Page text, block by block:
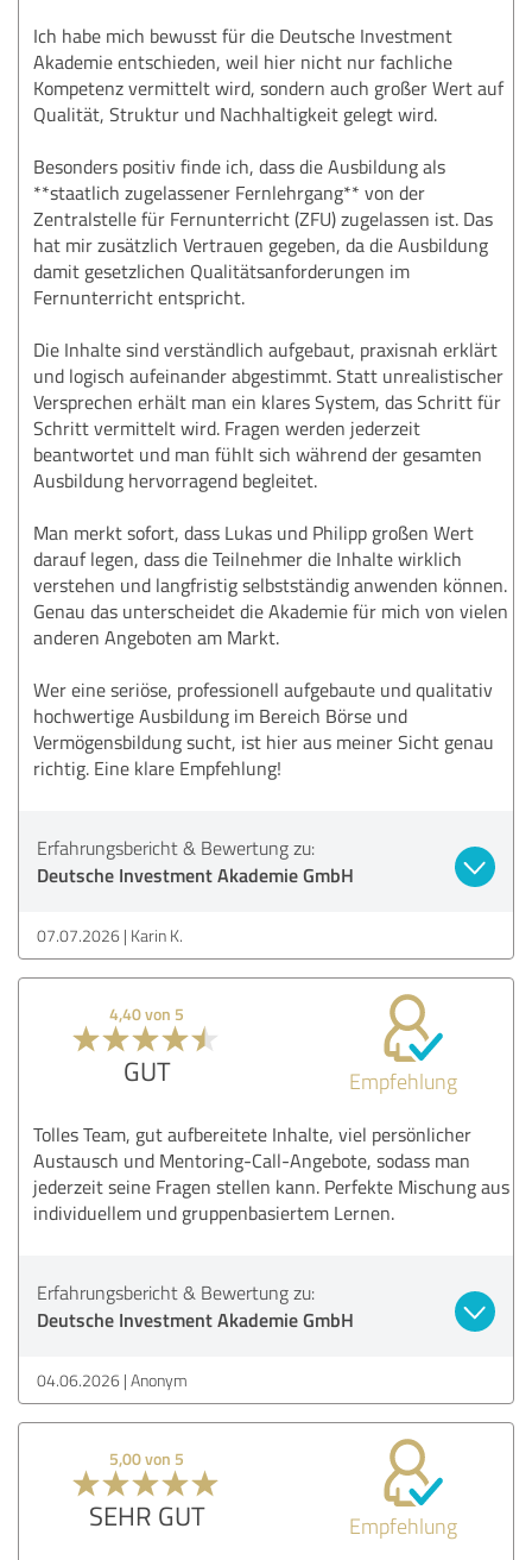
Ich habe mich bewusst für die Deutsche Investment
Akademie entschieden, weil hier nicht nur fachliche
Kompetenz vermittelt wird, sondern auch großer Wert auf
Qualität, Struktur und Nachhaltigkeit gelegt wird.
Besonders positiv finde ich, dass die Ausbildung als
**staatlich zugelassener Fernlehrgang** von der
Zentralstelle für Fernunterricht (ZFU) zugelassen ist. Das
hat mir zusätzlich Vertrauen gegeben, da die Ausbildung
damit gesetzlichen Qualitätsanforderungen im
Fernunterricht entspricht.
Die Inhalte sind verständlich aufgebaut, praxisnah erklärt
und logisch aufeinander abgestimmt. Statt unrealistischer
Versprechen erhält man ein klares System, das Schritt für
Schritt vermittelt wird. Fragen werden jederzeit
beantwortet und man fühlt sich während der gesamten
Ausbildung hervorragend begleitet.
Man merkt sofort, dass Lukas und Philipp großen Wert
darauf legen, dass die Teilnehmer die Inhalte wirklich
verstehen und langfristig selbstständig anwenden können.
Genau das unterscheidet die Akademie für mich von vielen
anderen Angeboten am Markt.
Wer eine seriöse, professionell aufgebaute und qualitativ
hochwertige Ausbildung im Bereich Börse und
Vermögensbildung sucht, ist hier aus meiner Sicht genau
richtig. Eine klare Empfehlung!
Erfahrungsbericht & Bewertung zu:
Deutsche Investment Akademie GmbH
07.07.2026 Karin K.
4,40 von 5
GUT Empfehlung
Tolles Team, gut aufbereitete Inhalte, viel persönlicher
Austausch und Mentoring-Call-Angebote, sodass man
jederzeit seine Fragen stellen kann. Perfekte Mischung aus
individuellem und gruppenbasiertem Lernen.
Erfahrungsbericht & Bewertung zu:
Deutsche Investment Akademie GmbH
04.06.2026 Anonym
5,00 von 5
SEHR GUT Empfehlung